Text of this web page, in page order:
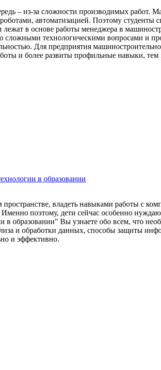
– из-за сложности производимых работ.
автоматизацией. Поэтому студенты
в основе работы менеджера в
технологическими вопросами и
Для предприятия
и более развиты профильные навыки,
в образовании
владеть навыками работы с
поэтому, дети сейчас особенно
образовании" Вы узнаете обо всем, что
и обработки данных, способы защиты
и эффективно.